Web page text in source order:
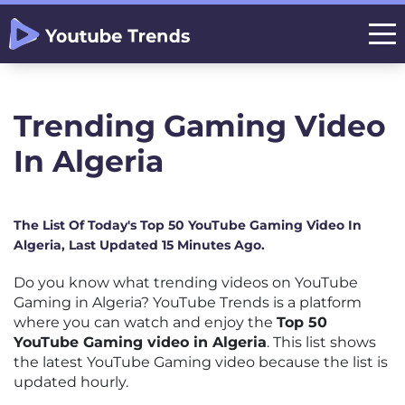
Trending Gaming Video
In Algeria
The List Of Today's Top 50 YouTube Gaming Video In
Algeria, Last Updated 15 Minutes Ago.
Do you know what trending videos on YouTube
Gaming in Algeria? YouTube Trends is a platform
where you can watch and enjoy the Top 50
YouTube Gaming video in Algeria. This list shows
the latest YouTube Gaming video because the list is
updated hourly.